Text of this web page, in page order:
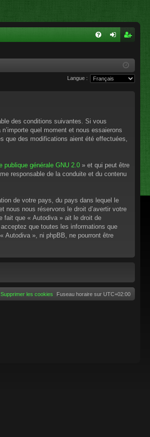
xi
cri
pti
Langue :
des conditions suivantes. Si vous
quel moment et nous essaierons
que des modifications aient été effectuées,
publique générale GNU 2.0 » et qui peut être
responsable de la conduite et du contenu
de votre pays, du pays dans lequel le
nous réservons le droit d’avertir votre
fait que « Autodiva » ait le droit de
que toutes les informations que
Autodiva », ni phpBB, ne pourront être
Fuseau horaire sur UTC+02:00
Supprimer les cookies